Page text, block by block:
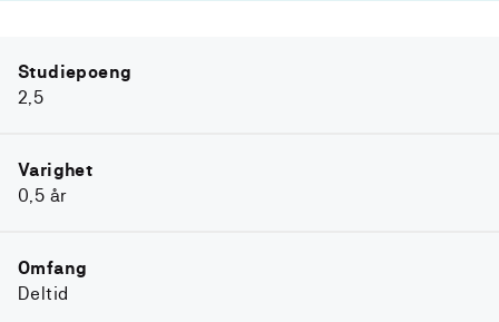
Studiepoeng
2,5
Varighet
0,5 år
Omfang
Deltid